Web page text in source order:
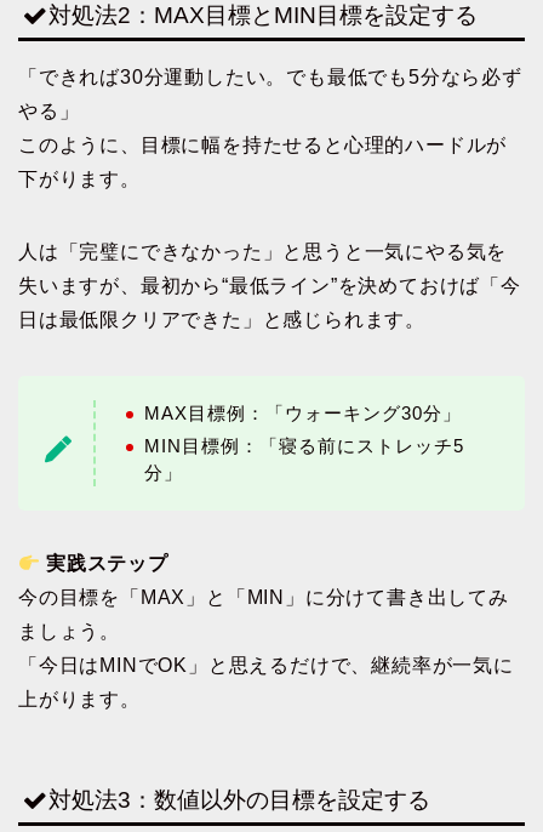
対処法2：MAX目標とMIN目標を設定する
「できれば30分運動したい。でも最低でも5分なら必ず
やる」
このように、目標に幅を持たせると心理的ハードルが
下がります。
人は「完璧にできなかった」と思うと一気にやる気を
失いますが、最初から“最低ライン”を決めておけば「今
日は最低限クリアできた」と感じられます。
MAX目標例：「ウォーキング30分」
MIN目標例：「寝る前にストレッチ5
分」
実践ステップ
今の目標を「MAX」と「MIN」に分けて書き出してみ
ましょう。
「今日はMINでOK」と思えるだけで、継続率が一気に
上がります。
対処法3：数値以外の目標を設定する